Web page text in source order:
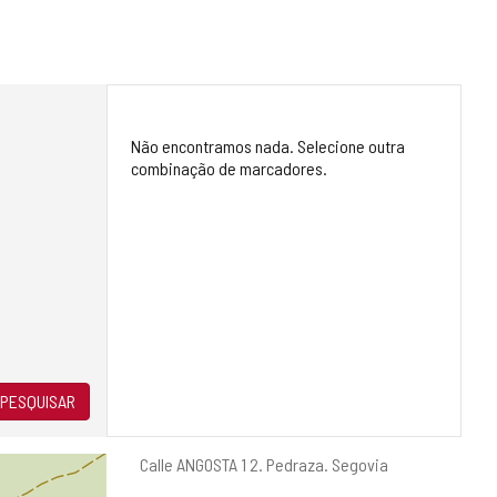
Endereço
Calle ANGOSTA 1 2. Pedraza. Segovia
PESQUISAR
Não encontramos nada. Selecione outra
combinação de marcadores.